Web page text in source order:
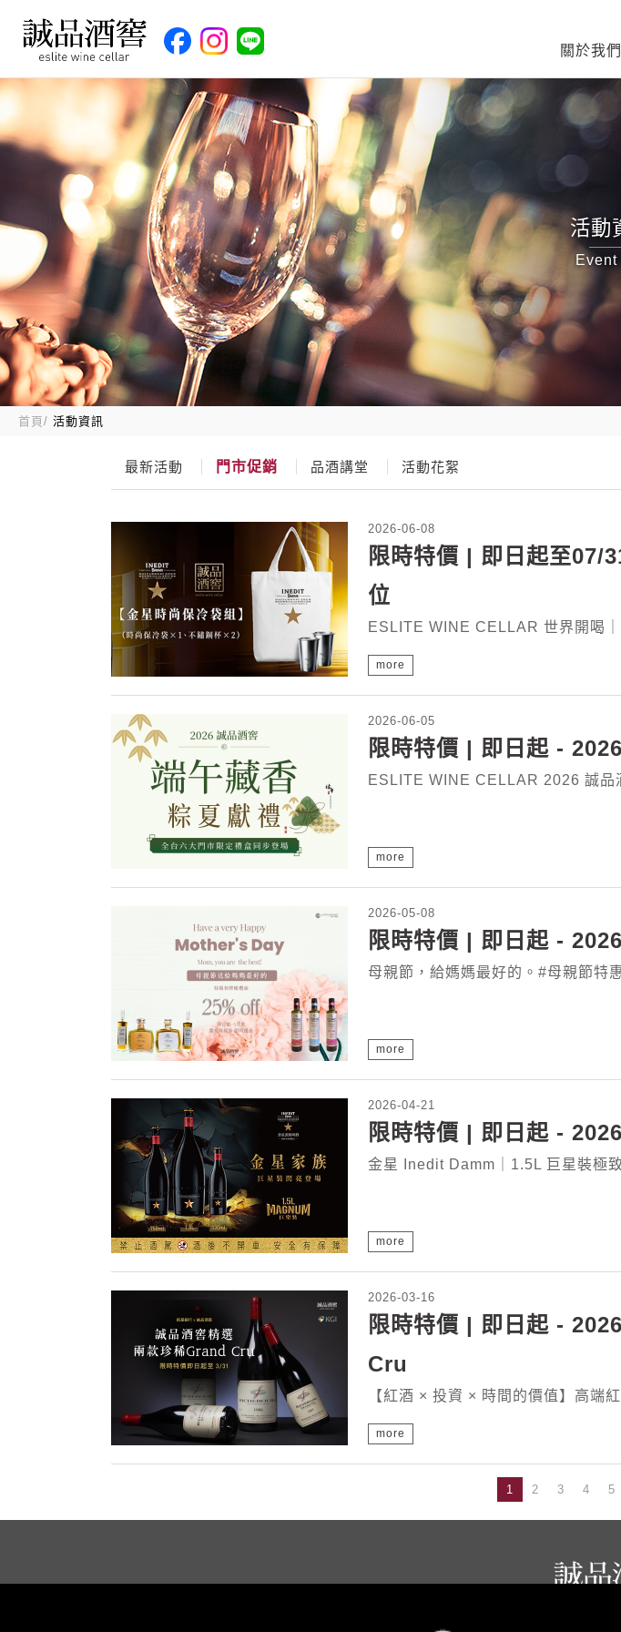
關於我們
活動
首頁 活動資訊
最新活動 門市促銷 品酒講堂 活動花絮
2026-06-08
限時特價 | 即日起至07/
位
ESLITE WINE CELLAR 世界開喝
more
2026-06-05
限時特價 | 即日起 -
ESLITE WINE CELLAR 2026 誠品
more
2026-05-08
限時特價 | 即日起 -
母親節，給媽媽最好的。#母親節特
more
2026-04-21
限時特價 | 即日起 -
金星 Inedit Damm｜1.5L 巨星裝極
more
2026-03-16
限時特價 | 即日起 -
Cru
【紅酒 × 投資 × 時間的價值】高端
more
1 2 3 4 5